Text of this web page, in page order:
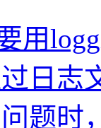
用
日志
题时